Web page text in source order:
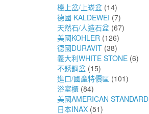
檯上盆/上崁盆 (14)
德國 KALDEWEI (7)
天然石/人造石盆 (67)
美國KOHLER (126)
德國DURAVIT (38)
義大利WHITE STONE (6)
不銹鋼盆 (15)
進口/國產特價區 (101)
浴室櫃 (84)
美國AMERICAN STANDARD
日本INAX (51)